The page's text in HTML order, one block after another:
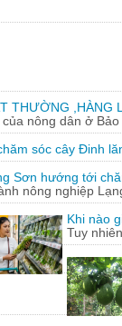
THƯỜNG
nông dân ở
sóc cây Đinh
Sơn hướng tới
nông nghiệp
Khi nào
Tuy